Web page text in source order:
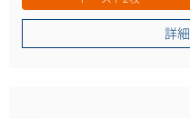
詳